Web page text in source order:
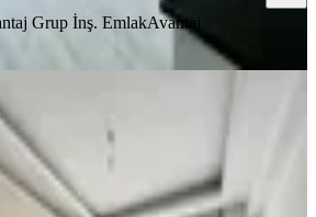
Grup İnş. EmlakAvantaj
Site'de Ön Cephe Çift
125m2 3+1 Fırsat Daire!▃
Yeşilbayır Mahallesi
130 m²·1. Kat·03.08.2026